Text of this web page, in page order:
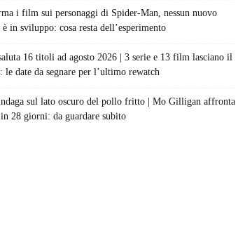
i film sui personaggi di Spider-Man, nessun nuovo
in sviluppo: cosa resta dell’esperimento
16 titoli ad agosto 2026 | 3 serie e 13 film lasciano il
le date da segnare per l’ultimo rewatch
sul lato oscuro del pollo fritto | Mo Gilligan affronta
28 giorni: da guardare subito